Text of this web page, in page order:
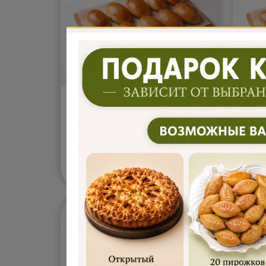
Пирожки с капустой
500гр (10шт)
1 200 В корзину 1